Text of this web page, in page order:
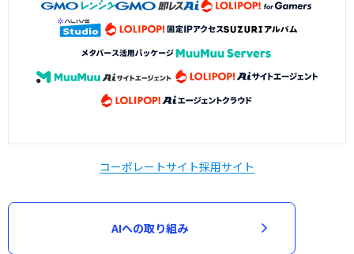
コーポレートサイト採用サイト
AIへの取り組み